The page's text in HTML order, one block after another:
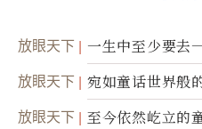
放眼天下 一生中至少要去
放眼天下 宛如童话世界般
放眼天下 至今依然屹立的